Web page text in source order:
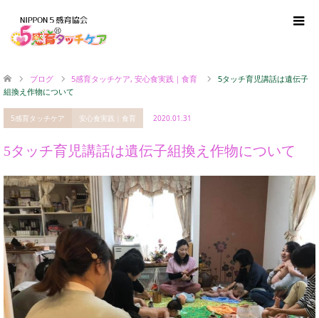
ブログ 5感育タッチケア, 安心食実践｜食育
5タッチ育児講話は遺伝子
組換え作物について
5感育タッチケア 安心食実践｜食育 2020.01.31
5タッチ育児講話は遺伝子組換え作物について